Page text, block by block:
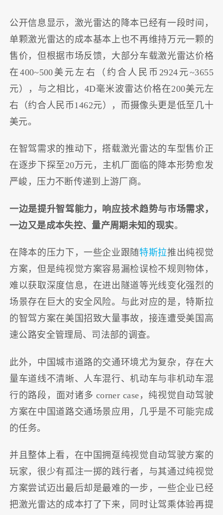
公开信息显示，激光雷达的降本已经有一段时间，
单颗激光雷达的成本基本上也不再维持万元一颗的
售价，但根据市场反馈，大部分车载激光雷达价格
在400~500美元左右（约合人民币2924元~3655
元），与之相比，4D毫米波雷达价格在200美元左
右（约合人民币1462元），而摄像头更是低至几十
美元。
在智驾需求的推动下，搭载激光雷达的车型售价正
在逐步下探至20万元，主机厂面临的降本形势愈发
严峻，压力不断传递到上游厂商。
一边是提升智驾能力，响应技术趋势与市场需求，
一边又是成本失控、量产周期未知的现实。
在降本的压力下，一些企业跟随特斯拉推出纯视觉
方案，但是纯视觉方案容易漏检误检不规则物体，
难以获取深度信息，在进出隧道等光线变化强烈的
场景存在巨大的安全风险。与此对应的是，特斯拉
的智驾方案在美国招致大量事故，接连遭受美国高
速公路安全管理局、司法部的调查。
此外，中国城市道路的交通环境尤为复杂，存在大
量车道线不清晰、人车混行、机动车与非机动车混
行的路段，面对诸多 corner case，纯视觉自动驾驶
方案在中国道路交通场景应用，几乎是不可能完成
的任务。
并且整体上看，在中国拥趸纯视觉自动驾驶方案的
玩家，很少有孤注一掷的践行者，与其通过纯视觉
方案尝试迈出最后却是最难的一步，一些企业已经
把激光雷达的成本打了下来，同时让驾乘体验再提